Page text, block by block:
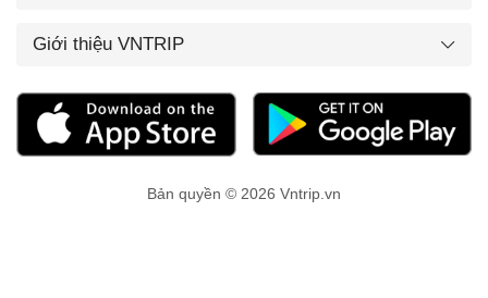
Giới thiệu VNTRIP
Bản quyền © 2026 Vntrip.vn